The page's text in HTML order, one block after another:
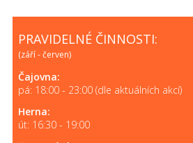
PRAVIDELNÉ ČINNOSTI:
(září - červen)
Čajovna:
pá: 18:00 - 23:00 (dle aktuálních akcí)
Herna:
út: 16:30 - 19:00